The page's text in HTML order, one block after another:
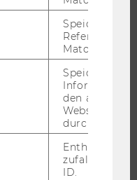
Speicherung
Referrers
Matomo.
Speicherung
den aktuellen
durch
Enthält eine
ID.